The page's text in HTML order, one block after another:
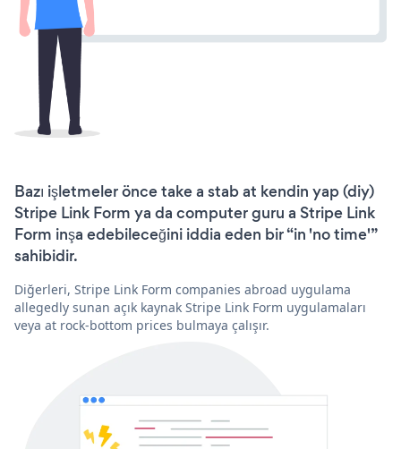
Bazı işletmeler önce take a stab at kendin yap (diy)
Stripe Link Form ya da computer guru a Stripe Link
Form inşa edebileceğini iddia eden bir “in 'no time'”
sahibidir.
Diğerleri, Stripe Link Form companies abroad uygulama
allegedly sunan açık kaynak Stripe Link Form uygulamaları
veya at rock-bottom prices bulmaya çalışır.